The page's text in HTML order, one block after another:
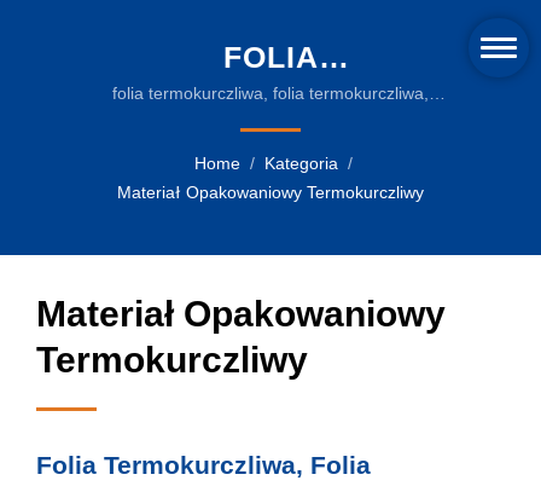
FOLIA
TERMOKURCZLIWA,
FOLIA
TERMOKURCZLIWA,
ETYKIETA
TERMOKURCZLIWA |
folia termokurczliwa, folia termokurczliwa,
Home / Kategoria /
Materiał Opakowaniowy Termokurczliwy
Materiał Opakowaniowy
Termokurczliwy
Folia Termokurczliwa, Folia